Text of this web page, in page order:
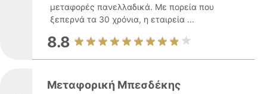
μεταφορές πανελλαδικά. Με πορεία που
ξεπερνά τα 30 χρόνια, η εταιρεία ...
8.8
Μεταφορική Μπεσδέκης